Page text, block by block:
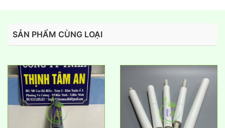
SẢN PHẨM CÙNG LOẠI